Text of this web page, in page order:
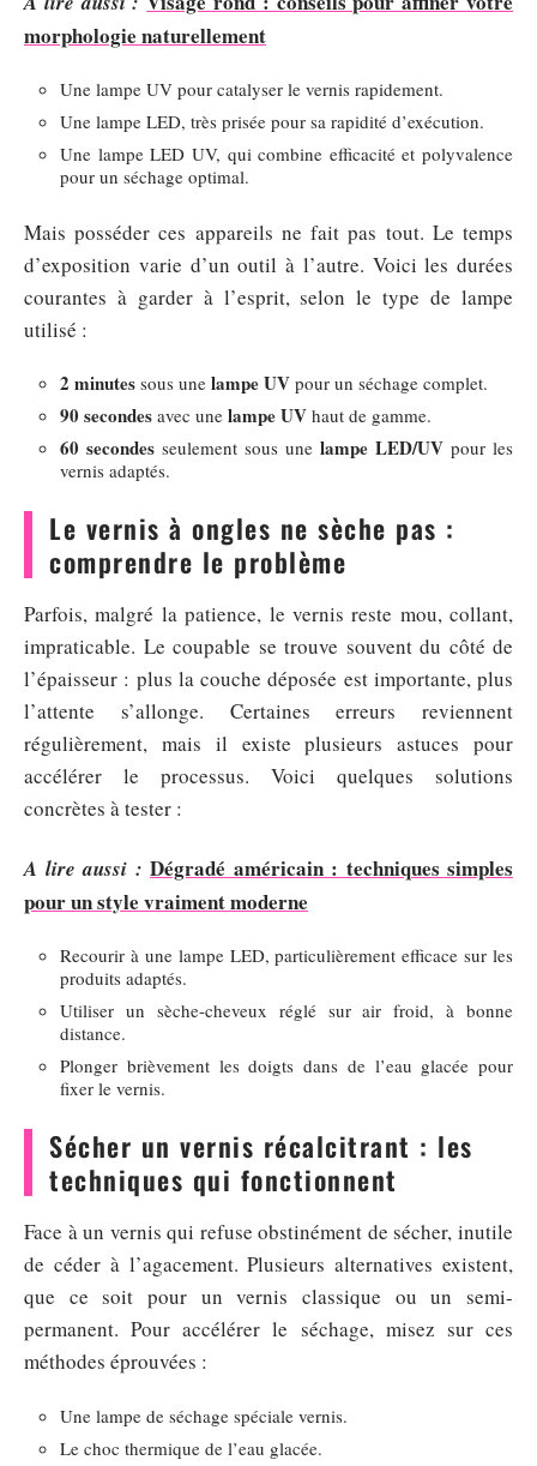
morphologie naturellement
Une lampe UV pour catalyser le vernis rapidement.
Une lampe LED, très prisée pour sa rapidité d’exécution.
Une lampe LED UV, qui combine efficacité et polyvalence
pour un séchage optimal.
Mais posséder ces appareils ne fait pas tout. Le temps
d’exposition varie d’un outil à l’autre. Voici les durées
courantes à garder à l’esprit, selon le type de lampe
utilisé :
2 minutes sous une lampe UV pour un séchage complet.
90 secondes avec une lampe UV haut de gamme.
60 secondes seulement sous une lampe LED/UV pour les
vernis adaptés.
Le vernis à ongles ne sèche pas :
comprendre le problème
Parfois, malgré la patience, le vernis reste mou, collant,
impraticable. Le coupable se trouve souvent du côté de
l’épaisseur : plus la couche déposée est importante, plus
l’attente s’allonge. Certaines erreurs reviennent
régulièrement, mais il existe plusieurs astuces pour
accélérer le processus. Voici quelques solutions
concrètes à tester :
A lire aussi : Dégradé américain : techniques simples
pour un style vraiment moderne
Recourir à une lampe LED, particulièrement efficace sur les
produits adaptés.
Utiliser un sèche-cheveux réglé sur air froid, à bonne
distance.
Plonger brièvement les doigts dans de l’eau glacée pour
fixer le vernis.
Sécher un vernis récalcitrant : les
techniques qui fonctionnent
Face à un vernis qui refuse obstinément de sécher, inutile
de céder à l’agacement. Plusieurs alternatives existent,
que ce soit pour un vernis classique ou un semi-
permanent. Pour accélérer le séchage, misez sur ces
méthodes éprouvées :
Une lampe de séchage spéciale vernis.
Le choc thermique de l’eau glacée.